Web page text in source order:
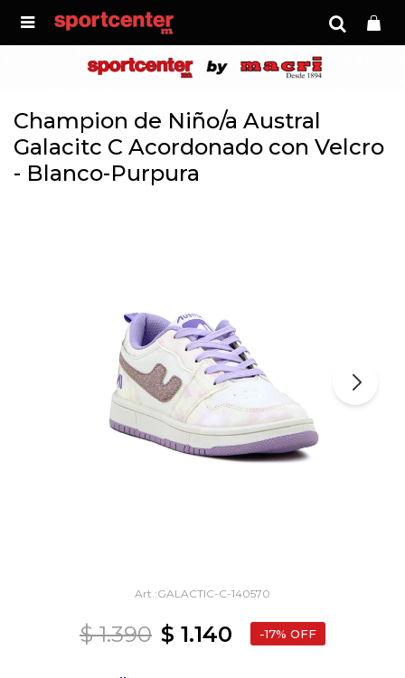

Champion de Niño/a Austral
Galacitc C Acordonado con Velcro
- Blanco-Purpura
GALACTIC-C-140570
$ 1.140
$ 1.390 17